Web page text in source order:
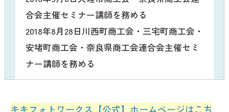
合会主催セミナー講師を務める
2018年8月28日川西町商工会・三宅町商工会・
安堵町商工会・奈良県商工会連合会主催セミ
ナー講師を務める
キキフォトワークス【公式】ホームページはこち